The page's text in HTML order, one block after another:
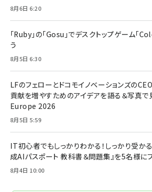
8月6日 6:20
「Ruby」の「Gosu」でデスクトップゲーム「
う
8月5日 6:30
LFのフェローとドコモイノベーションズの
貢献を増やすためのアイデアを語る＆写真
Europe 2026
8月5日 5:59
IT初心者でもしっかりわかる！しっかり受か
成AIパスポート 教科書＆問題集』を5名様にプ
8月4日 10:00